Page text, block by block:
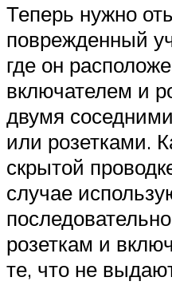
Теперь нужно
поврежденный
где он
включателем и
двумя
или розетками.
скрытой
случае
розеткам и
те, что не